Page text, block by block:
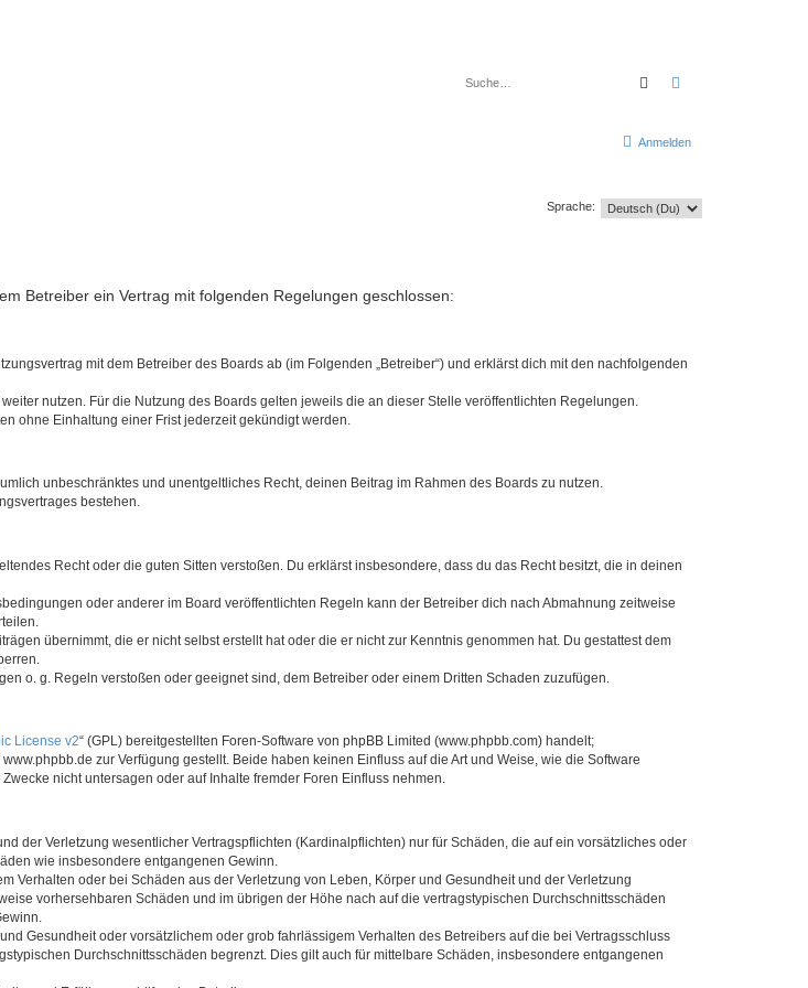
Suche
Anmelden
Sprache:
Betreiber ein Vertrag mit folgenden Regelungen geschlossen:
mit dem Betreiber des Boards ab (im Folgenden „Betreiber“) und erklärst dich mit den nachfolgenden
nutzen. Für die Nutzung des Boards gelten jeweils die an dieser Stelle veröffentlichten Regelungen.
ohne Einhaltung einer Frist jederzeit gekündigt werden.
unbeschränktes und unentgeltliches Recht, deinen Beitrag im Rahmen des Boards zu nutzen.
bestehen.
Recht oder die guten Sitten verstoßen. Du erklärst insbesondere, dass du das Recht besitzt, die in deinen
oder anderer im Board veröffentlichten Regeln kann der Betreiber dich nach Abmahnung zeitweise
übernimmt, die er nicht selbst erstellt hat oder die er nicht zur Kenntnis genommen hat. Du gestattest dem
o. g. Regeln verstoßen oder geeignet sind, dem Betreiber oder einem Dritten Schaden zuzufügen.
License v2“ (GPL) bereitgestellten Foren-Software von phpBB Limited (www.phpbb.com) handelt;
zur Verfügung gestellt. Beide haben keinen Einfluss auf die Art und Weise, wie die Software
nicht untersagen oder auf Inhalte fremder Foren Einfluss nehmen.
der Verletzung wesentlicher Vertragspflichten (Kardinalpflichten) nur für Schäden, die auf ein vorsätzliches oder
wie insbesondere entgangenen Gewinn.
Verhalten oder bei Schäden aus der Verletzung von Leben, Körper und Gesundheit und der Verletzung
vorhersehbaren Schäden und im übrigen der Höhe nach auf die vertragstypischen Durchschnittsschäden
Gesundheit oder vorsätzlichem oder grob fahrlässigem Verhalten des Betreibers auf die bei Vertragsschluss
Durchschnittsschäden begrenzt. Dies gilt auch für mittelbare Schäden, insbesondere entgangenen